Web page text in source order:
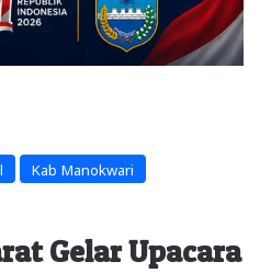
Kab Manokwari
Gelar Upacara